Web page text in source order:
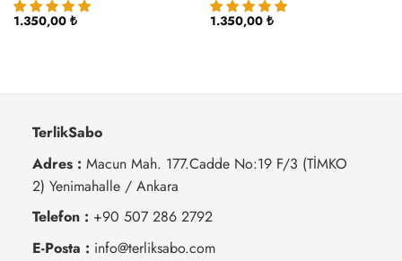
1.350,00 ₺
1.350,00 ₺
TerlikSabo
Adres : Macun Mah. 177.Cadde No:19 F/3 (TİMKO
2) Yenimahalle / Ankara
Telefon : +90 507 286 2792
E-Posta : info@terliksabo.com